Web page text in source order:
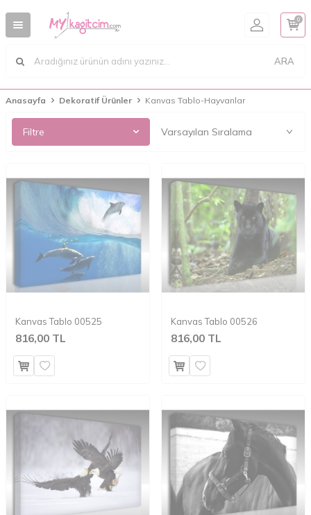
ARA
0
Anasayfa Dekoratif Ürünler Kanvas Tablo-Hayvanlar
Filtre
Kanvas Tablo 00525
816,00 TL
Kanvas Tablo 00526
816,00 TL